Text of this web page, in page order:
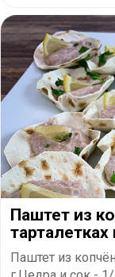
Паштет из
Паштет из